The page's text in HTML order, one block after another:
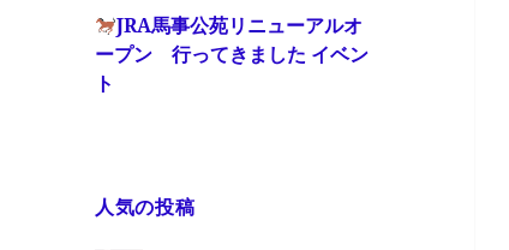
JRA馬事公苑リニューアルオ
ープン 行ってきました イベン
ト
人気の投稿